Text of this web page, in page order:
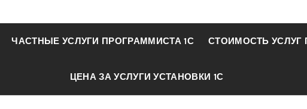
ЧАСТНЫЕ УСЛУГИ ПРОГРАММИСТА 1С СТОИМОСТЬ
ЦЕНА ЗА УСЛУГИ УСТАНОВКИ 1С